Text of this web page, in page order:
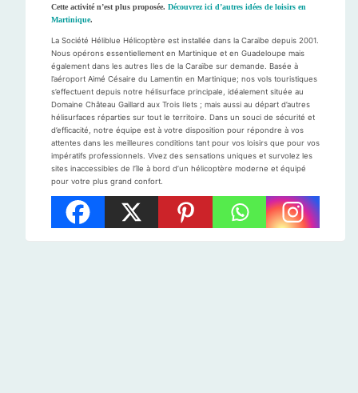
Cette activité n’est plus proposée. Découvrez ici d’autres idées de loisirs en
Martinique.
La Société Héliblue Hélicoptère est installée dans la Caraïbe depuis 2001.
Nous opérons essentiellement en Martinique et en Guadeloupe mais
également dans les autres Iles de la Caraïbe sur demande. Basée à
l’aéroport Aimé Césaire du Lamentin en Martinique; nos vols touristiques
s’effectuent depuis notre hélisurface principale, idéalement située au
Domaine Château Gaillard aux Trois Ilets ; mais aussi au départ d’autres
hélisurfaces réparties sur tout le territoire. Dans un souci de sécurité et
d’efficacité, notre équipe est à votre disposition pour répondre à vos
attentes dans les meilleures conditions tant pour vos loisirs que pour vos
impératifs professionnels. Vivez des sensations uniques et survolez les
sites inaccessibles de l’île à bord d’un hélicoptère moderne et équipé
pour votre plus grand confort.